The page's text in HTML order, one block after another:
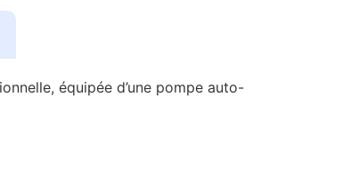
équipée d’une pompe auto-